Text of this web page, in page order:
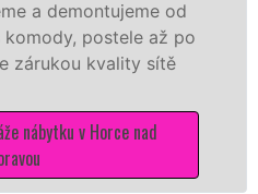
od
až po
sítě
nad
Nobilie,
tuto